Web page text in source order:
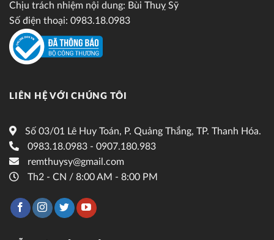
Chịu trách nhiệm nội dung: Bùi Thuỵ Sỹ
Số điện thoại: 0983.18.0983
LIÊN HỆ VỚI CHÚNG TÔI
Số 03/01 Lê Huy Toán, P. Quảng Thắng, TP. Thanh Hóa.
0983.18.0983 - 0907.180.983
remthuysy@gmail.com
Th2 - CN / 8:00 AM - 8:00 PM